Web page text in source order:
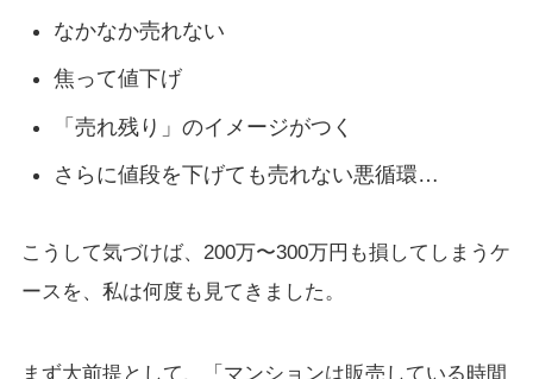
なかなか売れない
焦って値下げ
「売れ残り」のイメージがつく
さらに値段を下げても売れない悪循環…
こうして気づけば、200万〜300万円も損してしまうケ
ースを、私は何度も見てきました。
まず大前提として、「マンションは販売している時間